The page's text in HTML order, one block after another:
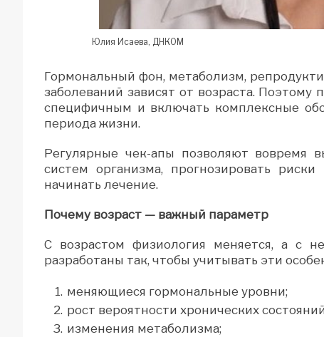
Юлия Исаева, ДНКОМ
Гормональный фон, метаболизм,
заболеваний зависят от возраста.
специфичным и включать комплексные
периода жизни.
Регулярные чек-апы позволяют вовремя
систем организма, прогнозировать
начинать лечение.
Почему возраст — важный параметр
С возрастом физиология меняется, а с
разработаны так, чтобы учитывать эти
меняющиеся гормональные уровни;
рост вероятности хронических
изменения метаболизма;